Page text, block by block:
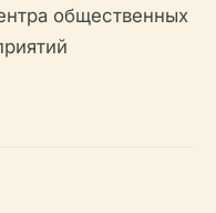
общественных